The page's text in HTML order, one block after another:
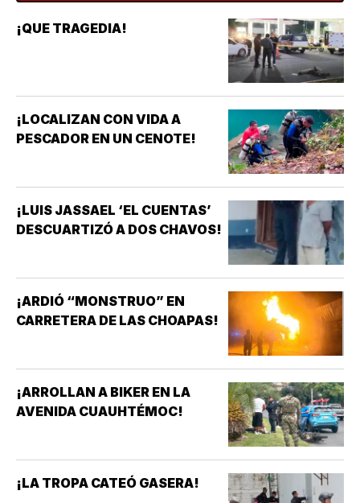
¡QUE TRAGEDIA!
¡LOCALIZAN CON VIDA A
PESCADOR EN UN CENOTE!
¡LUIS JASSAEL ‘EL CUENTAS’
DESCUARTIZÓ A DOS CHAVOS!
¡ARDIÓ “MONSTRUO” EN
CARRETERA DE LAS CHOAPAS!
¡ARROLLAN A BIKER EN LA
AVENIDA CUAUHTÉMOC!
¡LA TROPA CATEÓ GASERA!